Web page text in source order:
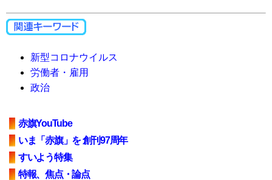
新型コロナウイルス
労働者・雇用
政治
赤旗YouTube
いま「赤旗」を 創刊97周年
すいよう特集
特報、焦点・論点